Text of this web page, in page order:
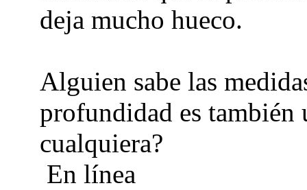
deja mucho hueco.
Alguien sabe las
profundidad es también
cualquiera?
En línea